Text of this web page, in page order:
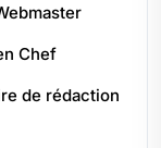
Chef
de rédaction